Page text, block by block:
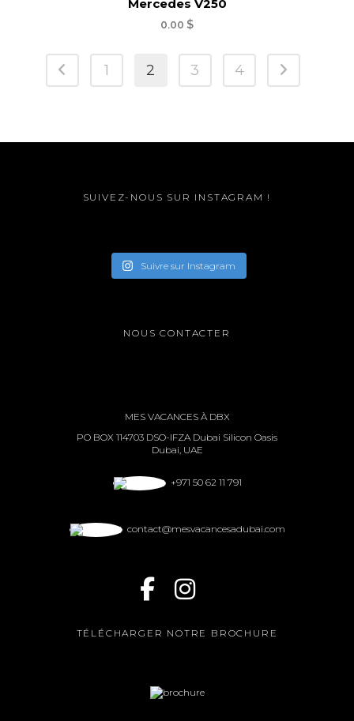
Mercedes V250
0.00 $
1 2 3 4
SUIVEZ-NOUS SUR INSTAGRAM !
Suivre sur Instagram
NOUS CONTACTER
MES VACANCES À DBX
PO BOX 114703 DSO-IFZA Dubai Silicon Oasis
Dubai, UAE
+971 50 62 11 791
contact@mesvacancesadubai.com
TÉLÉCHARGER NOTRE BROCHURE